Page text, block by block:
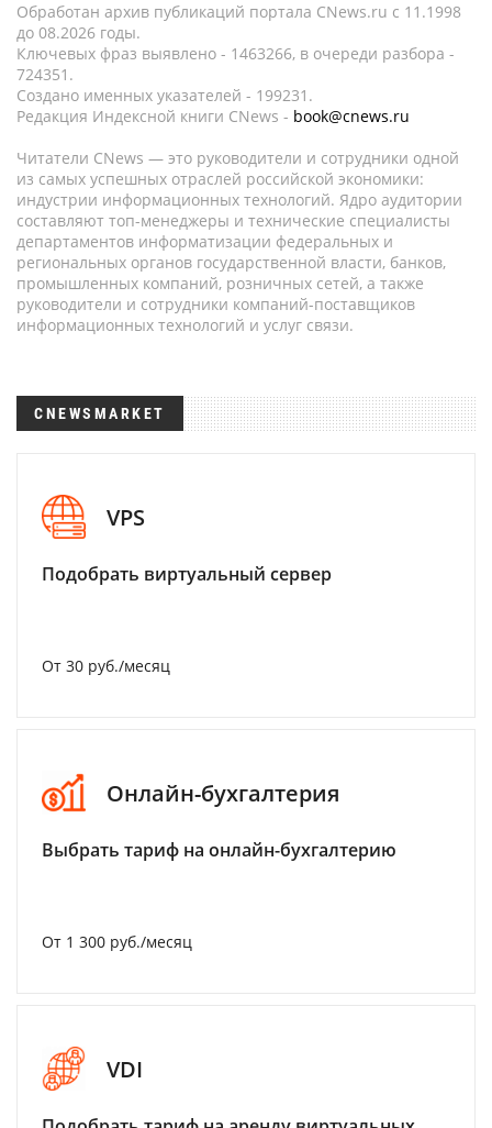
Обработан архив публикаций портала CNews.ru c 11.1998
до 08.2026 годы.
Ключевых фраз выявлено - 1463266, в очереди разбора -
724351.
Создано именных указателей - 199231.
Редакция Индексной книги CNews - book@cnews.ru
Читатели CNews — это руководители и сотрудники одной
из самых успешных отраслей российской экономики:
индустрии информационных технологий. Ядро аудитории
составляют топ-менеджеры и технические специалисты
департаментов информатизации федеральных и
региональных органов государственной власти, банков,
промышленных компаний, розничных сетей, а также
руководители и сотрудники компаний-поставщиков
информационных технологий и услуг связи.
CNEWSMARKET
VPS
Подобрать виртуальный сервер
От 30 руб./месяц
Онлайн-бухгалтерия
Выбрать тариф на онлайн-бухгалтерию
От 1 300 руб./месяц
VDI